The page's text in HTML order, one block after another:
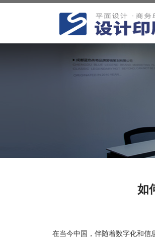
如
在当今中国，伴随着数字化和信